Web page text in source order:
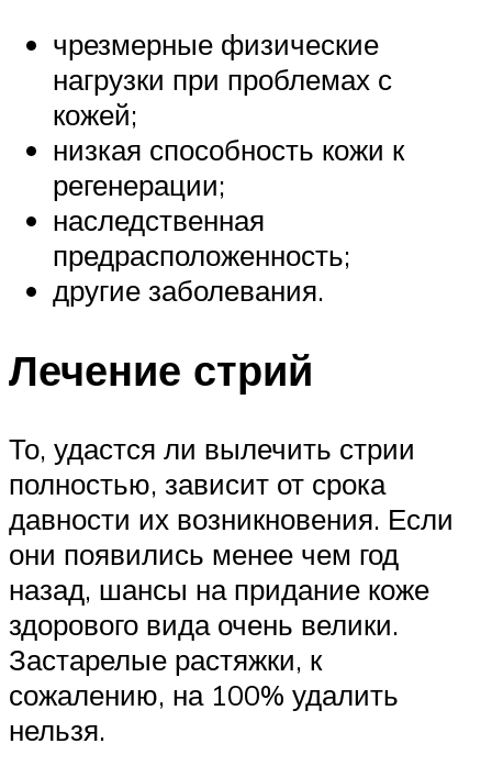
чрезмерные физические
нагрузки при проблемах с
кожей;
низкая способность кожи к
регенерации;
наследственная
предрасположенность;
другие заболевания.
Лечение стрий
То, удастся ли вылечить стрии
полностью, зависит от срока
давности их возникновения. Если
они появились менее чем год
назад, шансы на придание коже
здорового вида очень велики.
Застарелые растяжки, к
сожалению, на 100% удалить
нельзя.